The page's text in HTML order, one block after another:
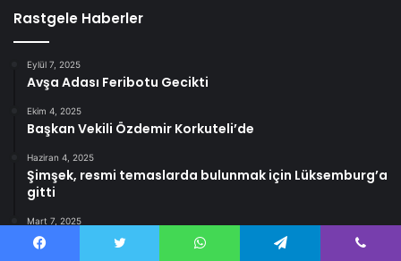
Rastgele Haberler
Eylül 7, 2025
Avşa Adası Feribotu Gecikti
Ekim 4, 2025
Başkan Vekili Özdemir Korkuteli’de
Haziran 4, 2025
Şimşek, resmi temaslarda bulunmak için Lüksemburg’a
gitti
Mart 7, 2025
Taksim ve çevresine 8 Mart bariyerleri